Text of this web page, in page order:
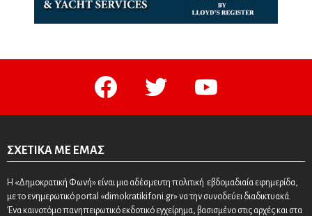
facebook twitter youtube
ΣΧΕΤΙΚΆ ΜΕ ΕΜΆΣ
Η «Δημοκρατική Φωνή» είναι μια αδέσμευτη πολιτική εβδομαδιαία εφημερίδα,
με το ενημερωτικό portal «dimokratikifoni.gr» να την συνοδεύει διαδικτυακά.
Ένα καινοτόμο πανηπειρωτικό εκδοτικό εγχείρημα, βασισμένο στις αρχές και στα